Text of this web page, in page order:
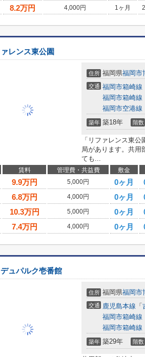
8.2万円 4,000円 1ヶ月
レンス東公園
住所 福岡県福岡市
交通 福岡市箱崎線
福岡市箱崎線
福岡市空港線
築年 築18年 階数
「リファレンス東
局があります。共用
ても...
賃料 管理費・共益費 敷金
9.9万円 5,000円 0ヶ月
6.8万円 4,000円 0ヶ月
10.3万円 5,000円 0ヶ月
7.4万円 4,000円 0ヶ月
ュパルク壱番館
住所 福岡県福岡市
交通 鹿児島本線 「
福岡市箱崎線
福岡市箱崎線
築年 築29年 階数